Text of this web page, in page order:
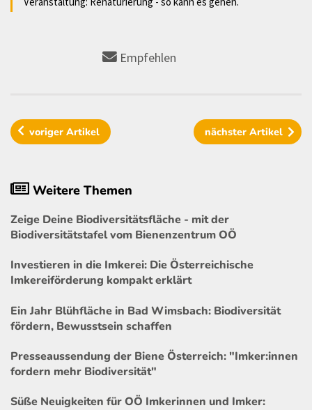
Empfehlen
vorigerArtikel nächster Artikel
Weitere Themen
Zeige Deine Biodiversitätsfläche - mit der
Biodiversitätstafel vom Bienenzentrum OÖ
Investieren in die Imkerei: Die Österreichische
Imkereiförderung kompakt erklärt
Ein Jahr Blühfläche in Bad Wimsbach: Biodiversität
fördern, Bewusstsein schaffen
Presseaussendung der Biene Österreich: "Imker:innen
fordern mehr Biodiversität"
Süße Neuigkeiten für OÖ Imkerinnen und Imker: